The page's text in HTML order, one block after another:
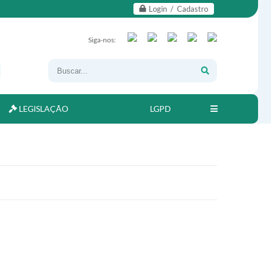
Login / Cadastro
Siga-nos:
LEGISLAÇÃO LGPD